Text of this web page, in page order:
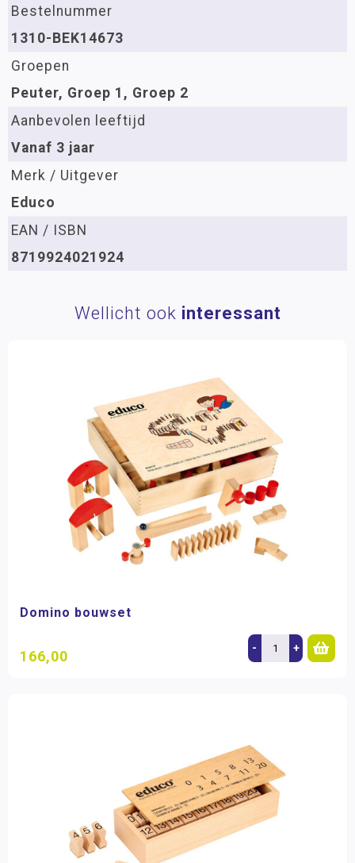
Bestelnummer
1310-BEK14673
Groepen
Peuter, Groep 1, Groep 2
Aanbevolen leeftijd
Vanaf 3 jaar
Merk / Uitgever
Educo
EAN / ISBN
8719924021924
Wellicht ook interessant
Domino bouwset
166,00 - +